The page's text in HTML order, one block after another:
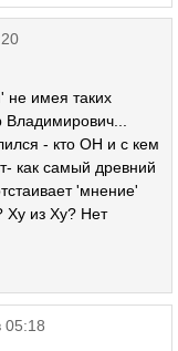
не имея таких
- кто ОН и с кем
как самый древний
'мнение'
Ху из Ху? Нет
05:18